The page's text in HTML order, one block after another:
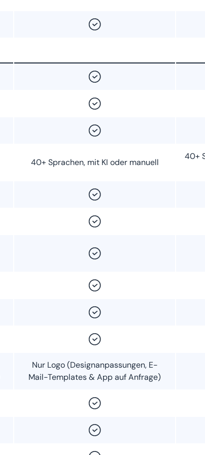
40+ Sprachen, mit KI oder manuell
40+
Nur Logo (Designanpassungen, E-
Mail-Templates & App auf Anfrage)